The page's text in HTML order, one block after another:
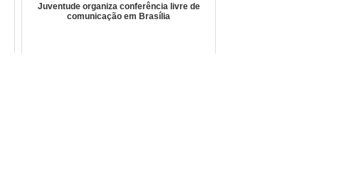
Juventude organiza conferência livre de
comunicação em Brasília